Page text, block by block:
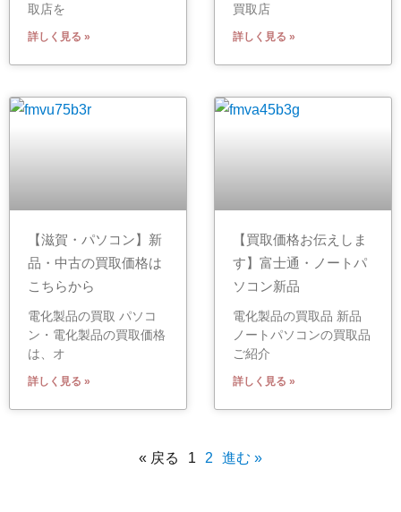
取店を
詳しく見る »
買取店
詳しく見る »
【滋賀・パソコン】新
品・中古の買取価格は
こちらから
電化製品の買取 パソコ
ン・電化製品の買取価格
は、オ
詳しく見る »
【買取価格お伝えしま
す】富士通・ノートパ
ソコン新品
電化製品の買取品 新品
ノートパソコンの買取品
ご紹介
詳しく見る »
« 戻る 1 2 進む »